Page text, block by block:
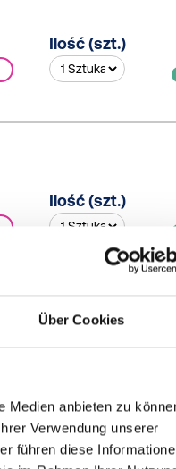
Über Cookies
Medien anbieten zu
Verwendung unserer
führen diese
Ilość (szt.)
Ilość (szt.)